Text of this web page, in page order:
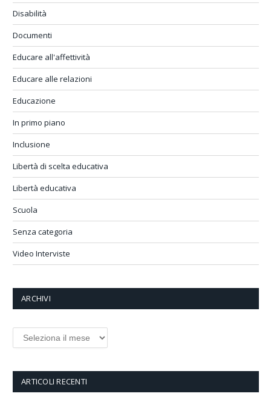
Disabilità
Documenti
Educare all'affettività
Educare alle relazioni
Educazione
In primo piano
Inclusione
Libertà di scelta educativa
Libertà educativa
Scuola
Senza categoria
Video Interviste
ARCHIVI
Archivi
ARTICOLI RECENTI